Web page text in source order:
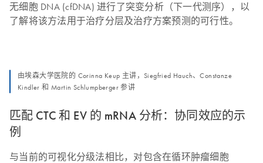
无细胞 DNA (cfDNA) 进行了突变分析（下一代测序），以
了解将该方法用于治疗分层及治疗方案预测的可行性。
匹配 CTC 和 EV 的 mRNA 分析：协同效应的示
例
与当前的可视化分级法相比，对包含在循环肿瘤细胞
由埃森大学医院的 Corinna Keup 主讲，Siegfried Hauch、Constanze
Kindler 和 Martin Schlumpberger 参讲